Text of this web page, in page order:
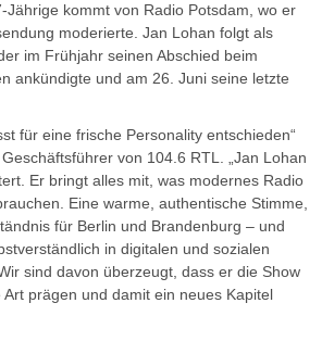
Jährige kommt von Radio Potsdam, wo er
moderierte. Jan Lohan folgt als
im Frühjahr seinen Abschied beim
ankündigte und am 26. Juni seine letzte
für eine frische Personality entschieden“
von 104.6 RTL. „Jan Lohan
Er bringt alles mit, was modernes Radio
Eine warme, authentische Stimme,
für Berlin und Brandenburg – und
in digitalen und sozialen
sind davon überzeugt, dass er die Show
prägen und damit ein neues Kapitel